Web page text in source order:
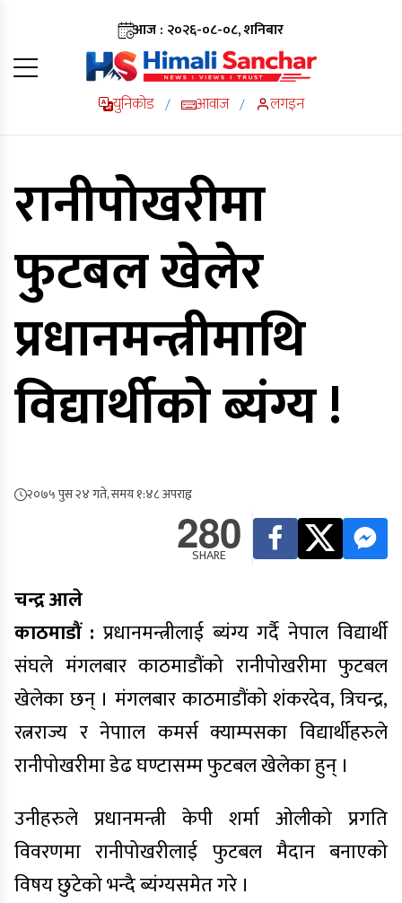
आज : २०२६-०८-०८, शनिबार
युनिकोड / आवाज / लगइन
रानीपोखरीमा
फुटबल खेलेर
प्रधानमन्त्रीमाथि
विद्यार्थीको ब्यंग्य !
२०७५ पुस २४ गते, समय १:४८ अपराह्न
280
SHARE
चन्द्र आले
काठमाडौं : प्रधानमन्त्रीलाई ब्यंग्य गर्दै नेपाल विद्यार्थी
संघले मंगलबार काठमाडौंको रानीपोखरीमा फुटबल
खेलेका छन् । मंगलबार काठमाडौंको शंकरदेव, त्रिचन्द्र,
रत्नराज्य र नेपााल कमर्स क्याम्पसका विद्यार्थीहरुले
रानीपोखरीमा डेढ घण्टासम्म फुटबल खेलेका हुन् ।
उनीहरुले प्रधानमन्त्री केपी शर्मा ओलीको प्रगति
विवरणमा रानीपोखरीलाई फुटबल मैदान बनाएको
विषय छुटेको भन्दै ब्यंग्यसमेत गरे ।